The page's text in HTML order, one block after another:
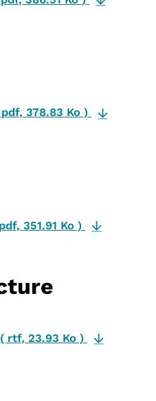
pdf, 378.83 Ko )
pdf, 351.91 Ko )
( rtf, 23.93 Ko )